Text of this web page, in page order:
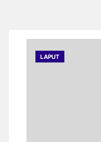
LAPUT